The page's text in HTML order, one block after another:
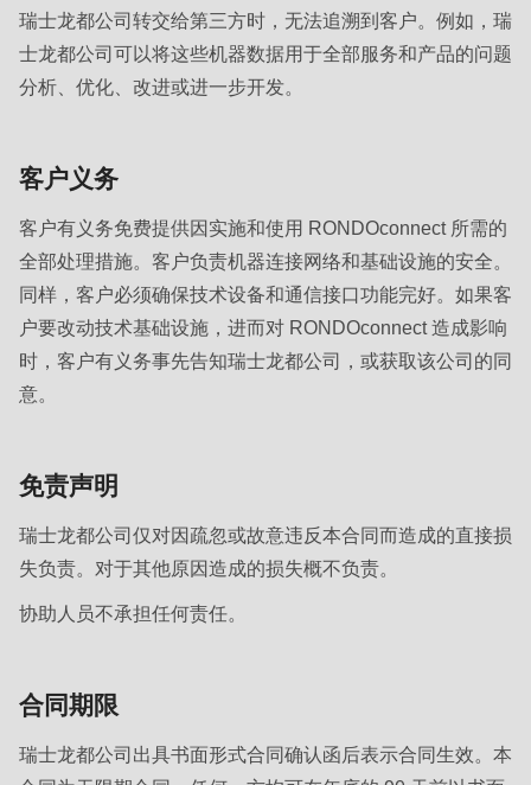
of
string
is
deprecated
in
Drupal\rondo_contact\ContactService-
()
(line
597
of
modules/custom/rondo_contact/src/ContactService.php
瑞士龙都公司转交给第三方时，无法追溯到客户。例如，瑞
士龙都公司可以将这些机器数据用于全部服务和产品的问题
分析、优化、改进或进一步开发。
客户义务
客户有义务免费提供因实施和使用 RONDOconnect 所需的
全部处理措施。客户负责机器连接网络和基础设施的安全。
同样，客户必须确保技术设备和通信接口功能完好。如果客
户要改动技术基础设施，进而对 RONDOconnect 造成影响
时，客户有义务事先告知瑞士龙都公司，或获取该公司的同
意。
免责声明
瑞士龙都公司仅对因疏忽或故意违反本合同而造成的直接损
失负责。对于其他原因造成的损失概不负责。
协助人员不承担任何责任。
合同期限
瑞士龙都公司出具书面形式合同确认函后表示合同生效。本